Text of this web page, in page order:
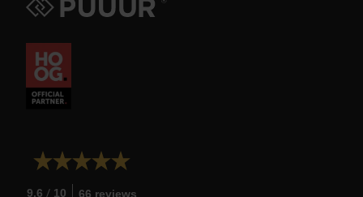
9.6 / 10 66 reviews